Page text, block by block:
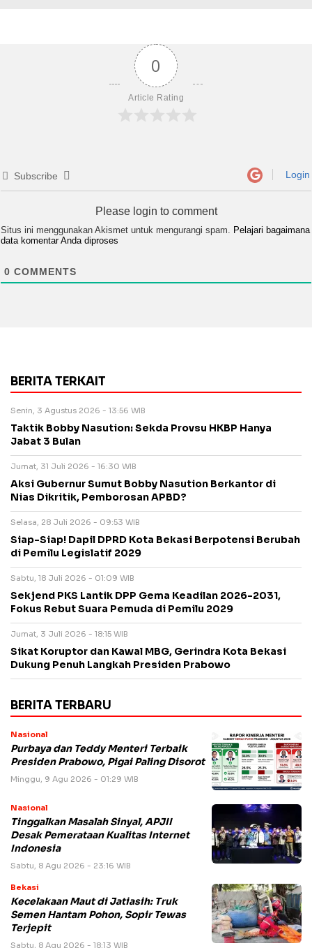
0
Article Rating
Subscribe Login
Please login to comment
Situs ini menggunakan Akismet untuk mengurangi spam.
Pelajari bagaimana
data komentar Anda diproses
0 COMMENTS
BERITA TERKAIT
Senin, 3 Agustus 2026 - 13:56 WIB
Taktik Bobby Nasution: Sekda Provsu HKBP Hanya
Jabat 3 Bulan
Jumat, 31 Juli 2026 - 16:30 WIB
Aksi Gubernur Sumut Bobby Nasution Berkantor di
Nias Dikritik, Pemborosan APBD?
Selasa, 28 Juli 2026 - 09:53 WIB
Siap-Siap! Dapil DPRD Kota Bekasi Berpotensi Berubah
di Pemilu Legislatif 2029
Sabtu, 18 Juli 2026 - 01:09 WIB
Sekjend PKS Lantik DPP Gema Keadilan 2026-2031,
Fokus Rebut Suara Pemuda di Pemilu 2029
Jumat, 3 Juli 2026 - 18:15 WIB
Sikat Koruptor dan Kawal MBG, Gerindra Kota Bekasi
Dukung Penuh Langkah Presiden Prabowo
BERITA TERBARU
Nasional
Purbaya dan Teddy Menteri Terbaik
Presiden Prabowo, Pigai Paling Disorot
Minggu, 9 Agu 2026 - 01:29 WIB
Nasional
Tinggalkan Masalah Sinyal, APJII
Desak Pemerataan Kualitas Internet
Indonesia
Sabtu, 8 Agu 2026 - 23:16 WIB
Bekasi
Kecelakaan Maut di Jatiasih: Truk
Semen Hantam Pohon, Sopir Tewas
Terjepit
Sabtu, 8 Agu 2026 - 18:13 WIB